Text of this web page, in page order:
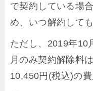
で契約している場
め、いつ解約して
ただし、2019年10
月のみ契約解除料
10,450円(税込)の費